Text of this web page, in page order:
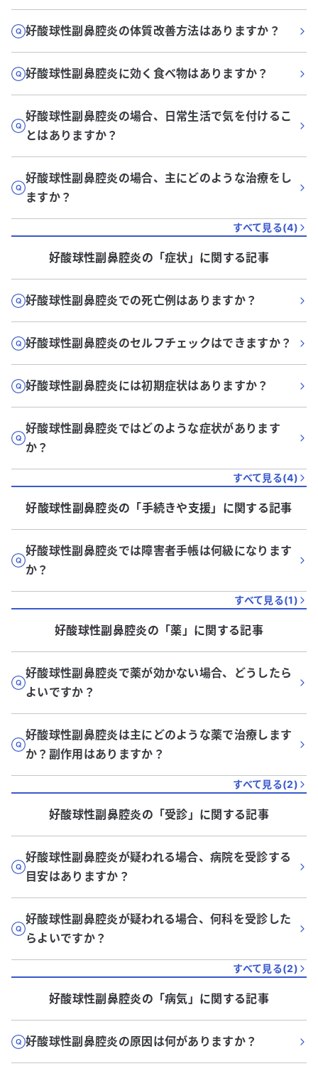
好酸球性副鼻腔炎の体質改善方法はありますか？
好酸球性副鼻腔炎に効く食べ物はありますか？
好酸球性副鼻腔炎の場合、日常生活で気を付けるこ
とはありますか？
好酸球性副鼻腔炎の場合、主にどのような治療をし
ますか？
すべて見る(4)
好酸球性副鼻腔炎の「症状 」に関する記事
好酸球性副鼻腔炎での死亡例はありますか？
好酸球性副鼻腔炎のセルフチェックはできますか？
好酸球性副鼻腔炎には初期症状はありますか？
好酸球性副鼻腔炎ではどのような症状があります
か？
すべて見る(4)
好酸球性副鼻腔炎の「手続きや支援」に関する記事
好酸球性副鼻腔炎では障害者手帳は何級になります
か？
すべて見る(1)
好酸球性副鼻腔炎の「薬 」に関する記事
好酸球性副鼻腔炎で薬が効かない場合、どうしたら
よいですか？
好酸球性副鼻腔炎は主にどのような薬で治療します
か？副作用はありますか？
すべて見る(2)
好酸球性副鼻腔炎の「受診 」に関する記事
好酸球性副鼻腔炎が疑われる場合、病院を受診する
目安はありますか？
好酸球性副鼻腔炎が疑われる場合、何科を受診した
らよいですか？
すべて見る(2)
好酸球性副鼻腔炎の「病気 」に関する記事
好酸球性副鼻腔炎の原因は何がありますか？